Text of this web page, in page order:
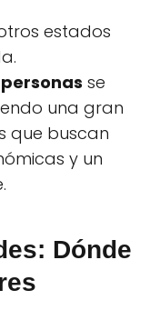
estados
se
una gran
que buscan
y un
Dónde